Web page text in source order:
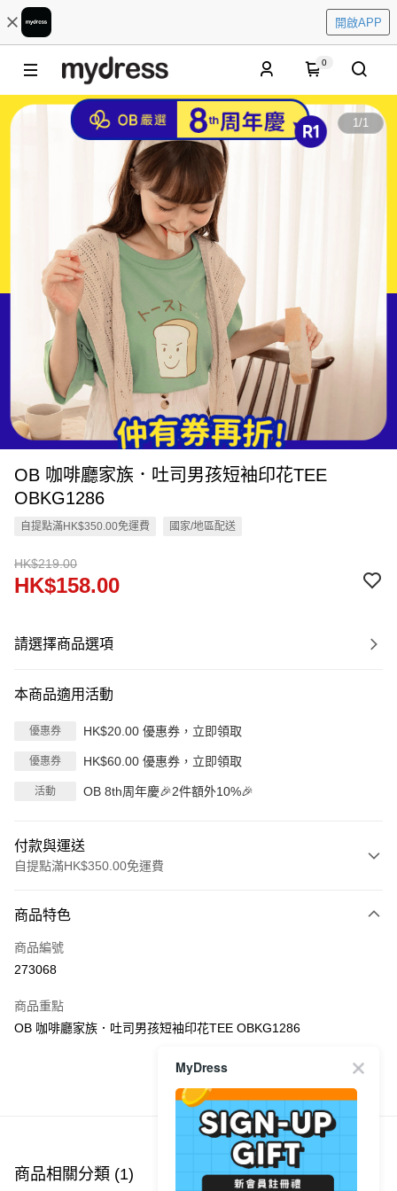
開啟APP
0
1/1
OB 咖啡廳家族．吐司男孩短袖印花TEE
OBKG1286
自提點滿HK$350.00免運費 國家/地區配送
HK$219.00
HK$158.00
請選擇商品選項
本商品適用活動
優惠券 HK$20.00 優惠券，立即領取
優惠券 HK$60.00 優惠券，立即領取
活動 OB 8th周年慶🎉2件額外10%🎉
付款與運送
自提點滿HK$350.00免運費
信用卡
Apple Pay
PayMe
每筆HK$40.00，滿HK$350.00或以上免運費
付款後順豐站及營業點
商品特色
商品編號
273068
商品重點
OB 咖啡廳家族．吐司男孩短袖印花TEE OBKG1286
商品推薦
商品相關分類 (1)
MyDress